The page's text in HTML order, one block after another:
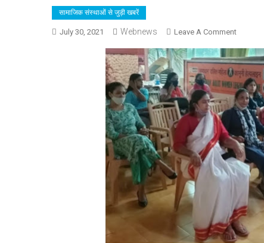
सामाजिक संस्थाओं से जुड़ी खबरें
July 30, 2021 Webnews Leave A CommentOn
एंटी
ह्यूमैन
ट्रैफिकिंग
दिवस
के
अवसर
पर
देहरादून
में
सामाजिक
संस्थाओं
ने
आयोजित
की